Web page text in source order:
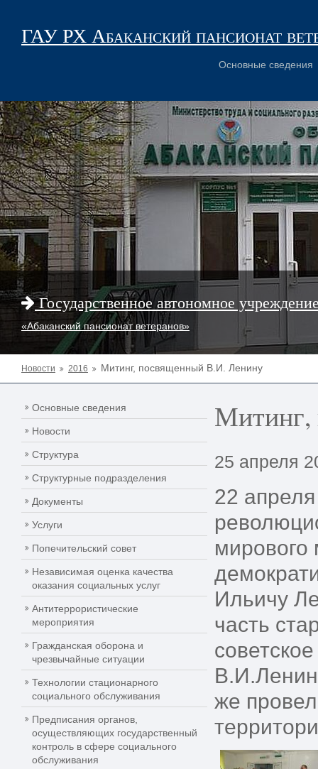
ГАУ РХ Абаканский пансионат
Основные сведения
Государственное автономное
«Абаканский пансионат ветеранов»
Новости 2016 Митинг, посвященный В.И. Ленину
Основные сведения
Новости
Структура
Структурные подразделения
Документы
Услуги
Попечительский совет
Независимая оценка качества
оказания социальных услуг
Антитеррористические
мероприятия
Гражданская оборона и
чрезвычайные ситуации
Технологии стационарного
социального обслуживания
Предписания органов,
осуществляющих государственный
контроль в сфере социального
обслуживания
25 апреля
22
мирового
Ильичу
часть
же